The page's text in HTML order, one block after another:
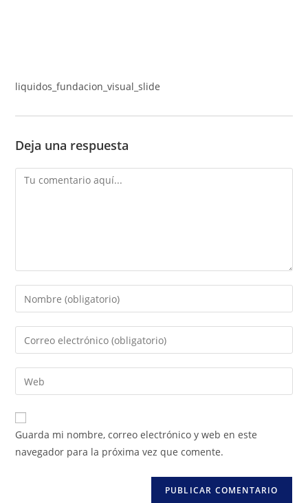
liquidos_fundacion_visual_slide
Deja una respuesta
Guarda mi nombre, correo electrónico y web en este
navegador para la próxima vez que comente.